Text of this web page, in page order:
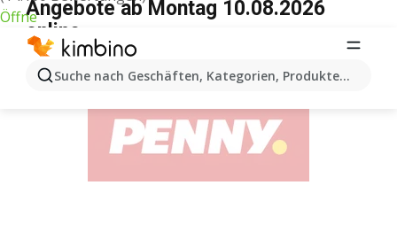
Öffne
Suche nach Geschäften, Kategorien, Produkten...
Angebote ab Montag 10.08.2026
online